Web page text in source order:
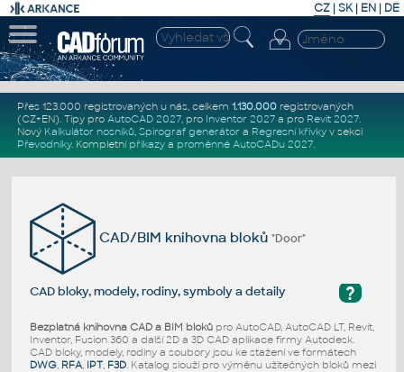
CZ | SK| EN | DE
Přes 123.000 registrovaných u nás, celkem 1.130.000registrovaných
(CZ+EN). Tipy pro AutoCAD 2027, pro Inventor 2027a pro Revit 2027.
Nový Kalkulátor nosníků, Spirograf generátor a Regresní křivkyv sekci
Převodníky. Kompletní příkazya proměnné AutoCADu 2027.
CAD/BIM knihovna bloků"Door"
?
CAD bloky, modely, rodiny, symboly a detaily
Bezplatná knihovna CAD a BIM blokůpro AutoCAD, AutoCAD LT, Revit,
Inventor, Fusion 360 a další 2D a 3D CAD aplikace firmy Autodesk.
CAD bloky, modely, rodiny a soubory jsou ke stažení ve formátech
DWG, RFA, IPT, F3D. Katalog slouží pro výměnu užitečných bloků mezi